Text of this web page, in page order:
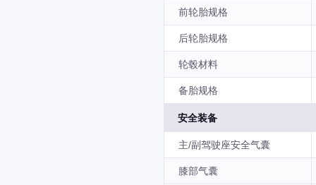
前轮胎规格
后轮胎规格
轮毂材料
备胎规格
安全装备
主/副驾驶座安全气囊
膝部气囊